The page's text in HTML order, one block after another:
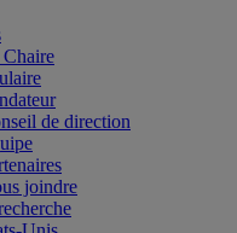
de direction
joindre